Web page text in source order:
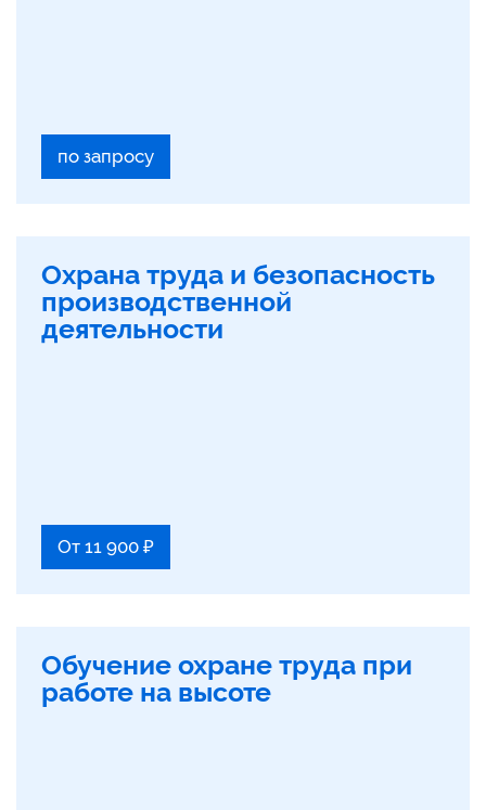
по запросу
Охрана труда и безопасность
производственной
деятельности
От 11 900 ₽
Обучение охране труда при
работе на высоте